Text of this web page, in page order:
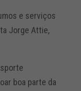
e serviços
Jorge Attie,
boa parte da